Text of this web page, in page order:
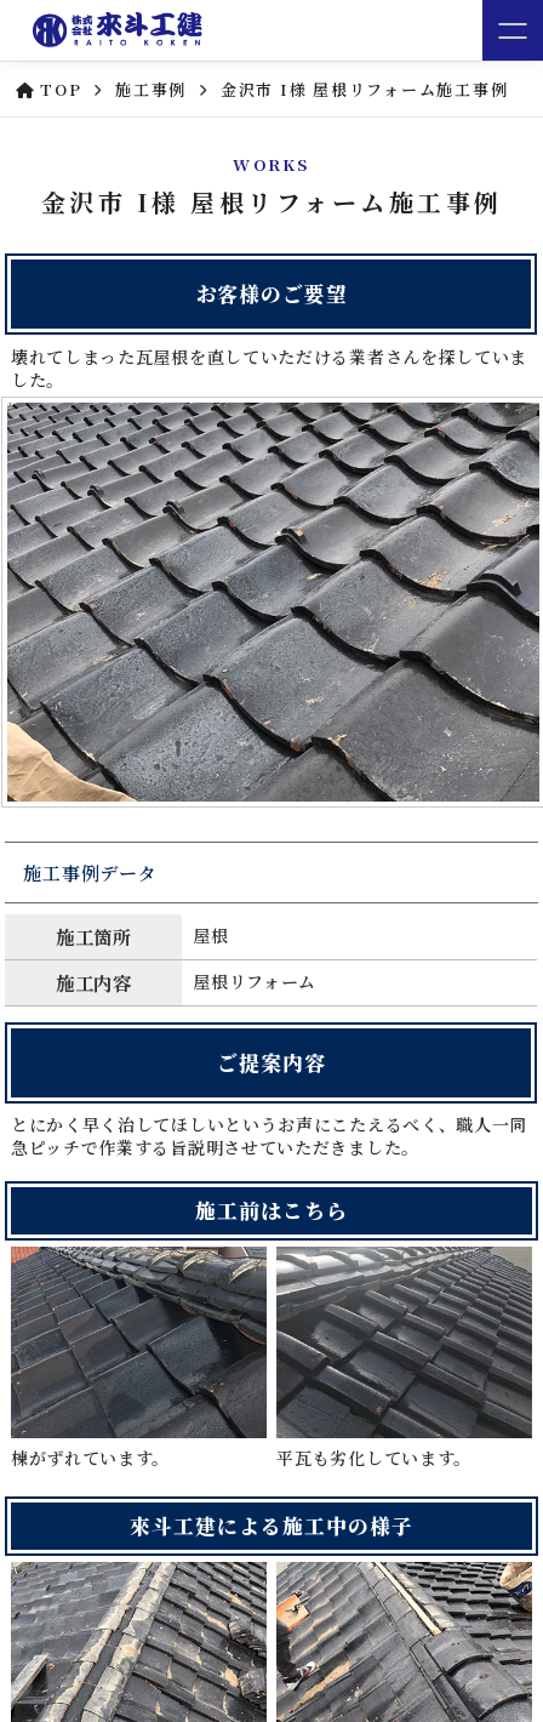
TOP 施工事例 金沢市 I様 屋根リフォーム施工事例
WORKS
金沢市 I様 屋根リフォーム施工事例
お客様のご要望
壊れてしまった瓦屋根を直していただける業者さんを探していま
した。
施工事例データ
施工箇所 屋根
施工内容 屋根リフォーム
ご提案内容
とにかく早く治してほしいというお声にこたえるべく、職人一同
急ピッチで作業する旨説明させていただきました。
施工前はこちら
棟がずれています。 平瓦も劣化しています。
來斗工建による施工中の様子